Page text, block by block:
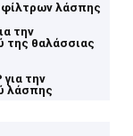
λάσπης
την
της θαλάσσιας
την
λάσπης